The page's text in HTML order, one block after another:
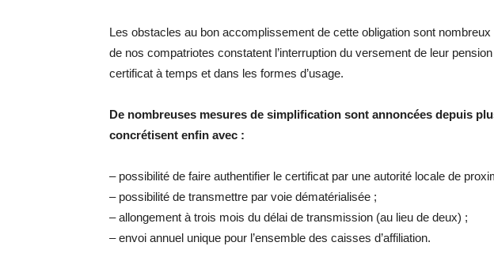
Les obstacles au bon accomplissement de cette obligation sont nombreux
de nos compatriotes constatent l’interruption du versement de leur
certificat à temps et dans les formes d’usage.
De nombreuses mesures de simplification sont annoncées depuis
concrétisent enfin avec :
– possibilité de faire authentifier le certificat par une autorité locale de
– possibilité de transmettre par voie dématérialisée ;
– allongement à trois mois du délai de transmission (au lieu de deux) ;
– envoi annuel unique pour l’ensemble des caisses d’affiliation.